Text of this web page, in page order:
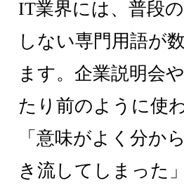
IT業界には、普段
しない専門用語が
ます。企業説明会
たり前のように使
「意味がよく分か
き流してしまった